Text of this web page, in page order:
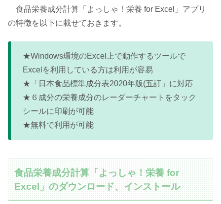
食品栄養成分計算「よっしゃ！栄養 for Excel」アプリ
の特徴を以下に載せておきます。
★Windows環境のExcel上で動作するツールで
Excelを利用している方は利用が容易
★「日本食品標準成分表2020年版(五訂」に対応
★６成分の栄養成分のレーダーチャートをタック
シールに印刷が可能
★無料で利用が可能
食品栄養成分計算「よっしゃ！栄養 for
Excel」のダウンロード、インストール